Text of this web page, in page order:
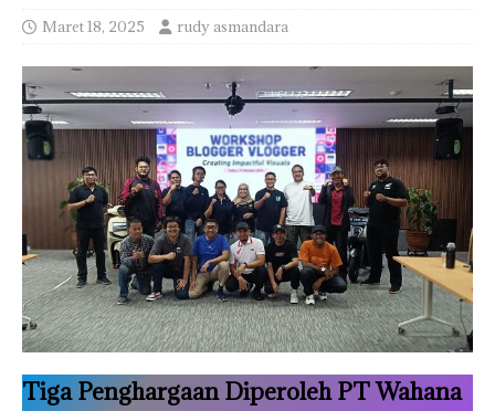
Maret 18, 2025 rudy asmandara
Tiga Penghargaan Diperoleh PT Wahana